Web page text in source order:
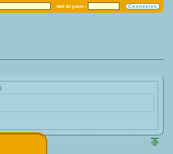
mot de passe :